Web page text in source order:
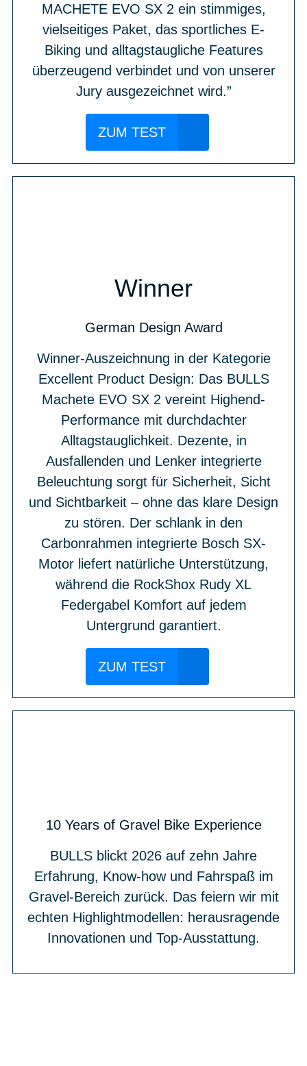
MACHETE EVO SX 2 ein stimmiges,
vielseitiges Paket, das sportliches E-
Biking und alltagstaugliche Features
überzeugend verbindet und von unserer
Jury ausgezeichnet wird.”
ZUM TEST
Winner
German Design Award
Winner-Auszeichnung in der Kategorie
Excellent Product Design: Das BULLS
Machete EVO SX 2 vereint Highend-
Performance mit durchdachter
Alltagstauglichkeit. Dezente, in
Ausfallenden und Lenker integrierte
Beleuchtung sorgt für Sicherheit, Sicht
und Sichtbarkeit – ohne das klare Design
zu stören. Der schlank in den
Carbonrahmen integrierte Bosch SX-
Motor liefert natürliche Unterstützung,
während die RockShox Rudy XL
Federgabel Komfort auf jedem
Untergrund garantiert.
ZUM TEST
10 Years of Gravel Bike Experience
BULLS blickt 2026 auf zehn Jahre
Erfahrung, Know-how und Fahrspaß im
Gravel-Bereich zurück. Das feiern wir mit
echten Highlightmodellen: herausragende
Innovationen und Top-Ausstattung.